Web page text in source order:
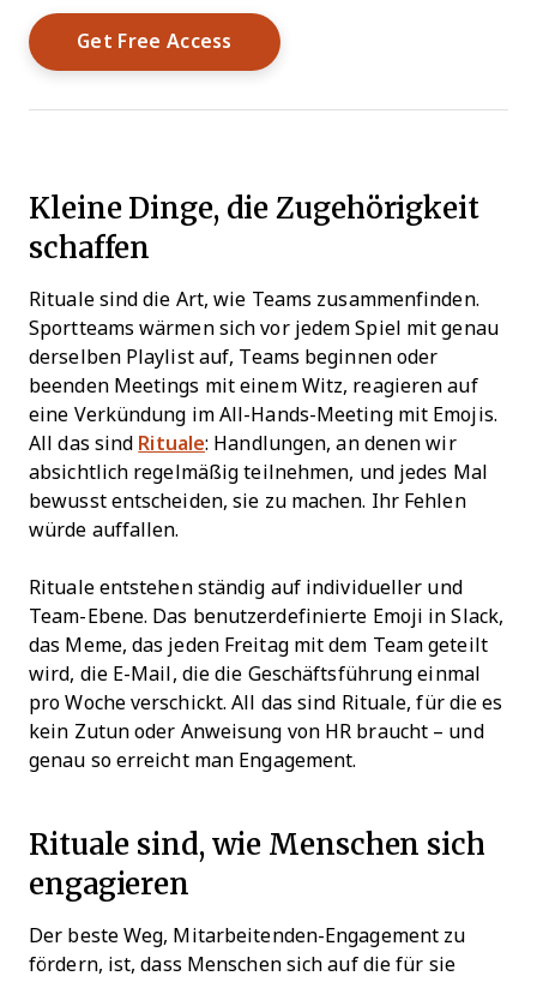
Kleine Dinge, die Zugehörigkeit
schaffen
Rituale sind die Art, wie Teams zusammenfinden.
Sportteams wärmen sich vor jedem Spiel mit genau
derselben Playlist auf, Teams beginnen oder
beenden Meetings mit einem Witz, reagieren auf
eine Verkündung im All-Hands-Meeting mit Emojis.
All das sind Rituale: Handlungen, an denen wir
absichtlich regelmäßig teilnehmen, und jedes Mal
bewusst entscheiden, sie zu machen. Ihr Fehlen
würde auffallen.
Rituale entstehen ständig auf individueller und
Team-Ebene. Das benutzerdefinierte Emoji in Slack,
das Meme, das jeden Freitag mit dem Team geteilt
wird, die E-Mail, die die Geschäftsführung einmal
pro Woche verschickt. All das sind Rituale, für die es
kein Zutun oder Anweisung von HR braucht – und
genau so erreicht man Engagement.
Rituale sind, wie Menschen sich
engagieren
Der beste Weg, Mitarbeitenden-Engagement zu
fördern, ist, dass Menschen sich auf die für sie